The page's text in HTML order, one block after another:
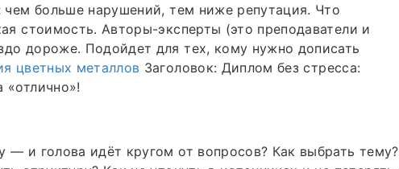
чем больше нарушений, тем ниже репутация. Что
стоимость. Авторы-эксперты (это преподаватели и
дороже. Подойдет для тех, кому нужно дописать
цветных металлов Заголовок: Диплом без стресса:
— и голова идёт кругом от вопросов? Как выбрать тему?